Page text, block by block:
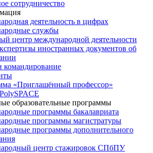
сотрудничество
деятельность в цифрах
службы
центр международной деятельности
иностранных документов об
командирование
«Приглашённый профессор»
образовательные программы
программы бакалавриата
программы магистратуры
программы дополнительного
центр стажировок СПбПУ